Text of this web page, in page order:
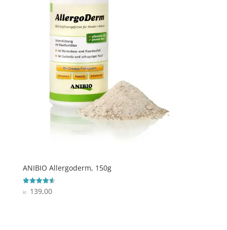
ANIBIO Allergoderm, 150g
Vurderet
4.6
kr. 139,00